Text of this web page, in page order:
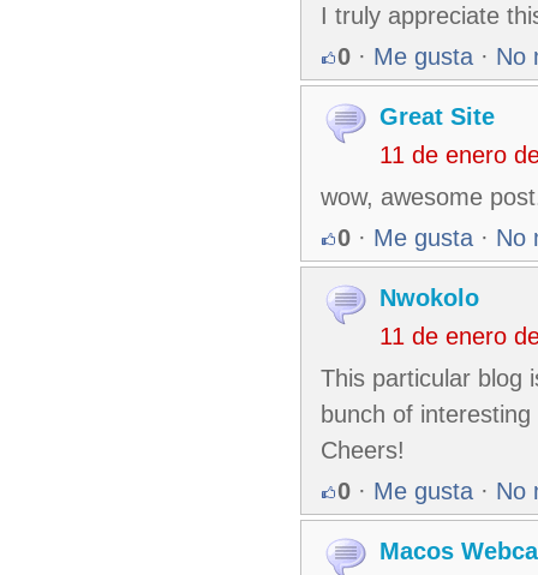
I truly appreciate
0 · Me gusta · No
Great Site
11 de enero
wow, awesome
0 · Me gusta · No
Nwokolo
11 de enero
This particular blog
bunch of
Cheers!
0 · Me gusta · No
Macos